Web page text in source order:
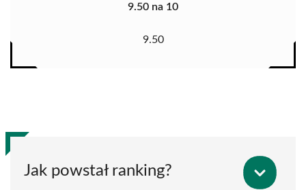
9.50 na 10
9.50
Jak powstał ranking?